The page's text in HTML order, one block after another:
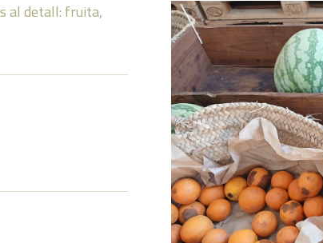
al detall: fruita,